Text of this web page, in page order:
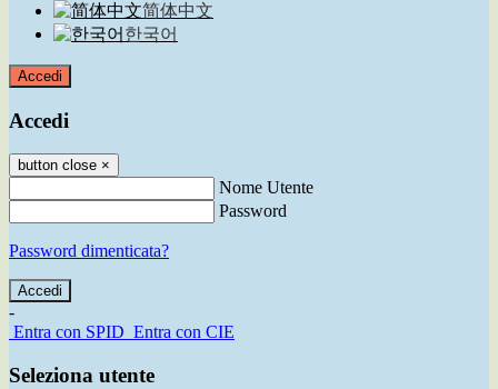
简体中文
한국어
Accedi
Accedi
button close ×
Nome Utente
Password
Password dimenticata?
-
Entra con SPID Entra con CIE
Seleziona utente